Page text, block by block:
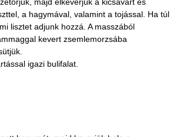
a hagymával, valamint a tojással. Ha túl
lisztet adjunk hozzá. A masszából
kevert zsemlemorzsába
igazi bulifalat.